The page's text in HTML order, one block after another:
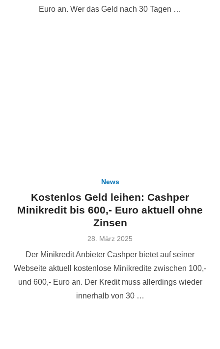
Euro an. Wer das Geld nach 30 Tagen …
News
Kostenlos Geld leihen: Cashper
Minikredit bis 600,- Euro aktuell ohne
Zinsen
Veröffentlicht
28. März 2025
Der Minikredit Anbieter Cashper bietet auf seiner
Webseite aktuell kostenlose Minikredite zwischen 100,-
und 600,- Euro an. Der Kredit muss allerdings wieder
innerhalb von 30 …